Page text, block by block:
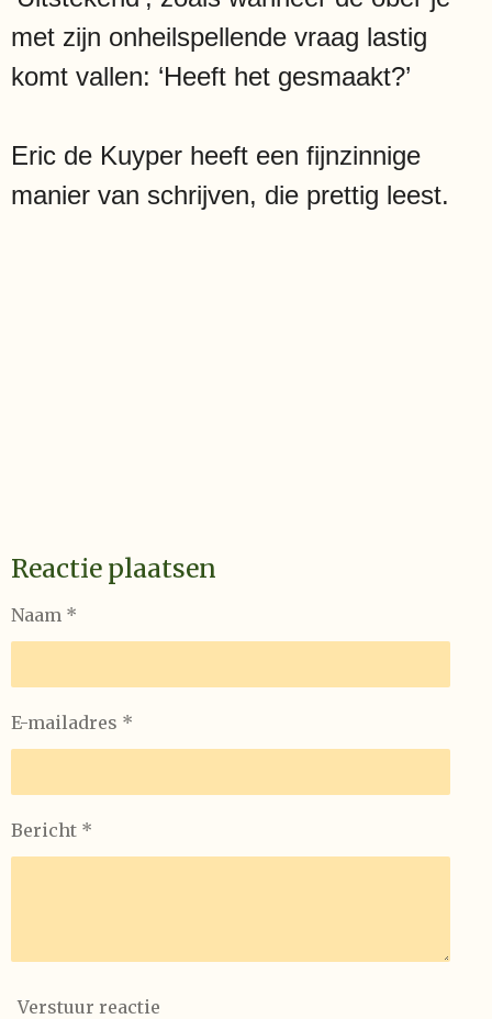
met zijn onheilspellende vraag lastig
komt vallen: ‘Heeft het gesmaakt?’
Eric de Kuyper heeft een fijnzinnige
manier van schrijven, die prettig leest.
Reactie plaatsen
Naam *
E-mailadres *
Bericht *
Verstuur reactie